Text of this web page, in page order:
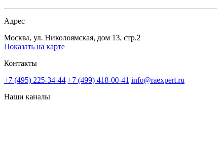
Адрес
Москва, ул. Николоямская, дом 13, стр.2
Показать на карте
Контакты
+7 (495) 225-34-44 +7 (499) 418-00-41 info@raexpert.ru
Наши каналы